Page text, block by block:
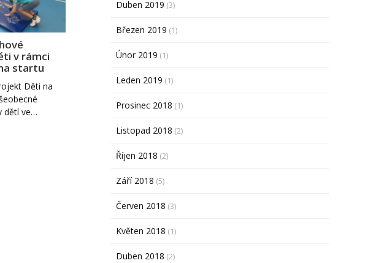
v rámci
startu
Děti na
dětí ve…
Duben 2019 (3)
Březen 2019 (1)
Únor 2019 (1)
Leden 2019 (1)
Prosinec 2018 (1)
Listopad 2018 (2)
Říjen 2018 (2)
Září 2018 (5)
Červen 2018 (3)
Květen 2018 (1)
Duben 2018 (2)